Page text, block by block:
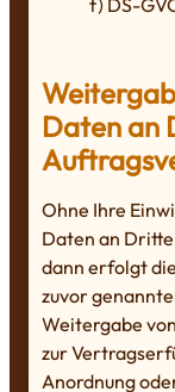
f) DS-
Daten an
Ohne Ihre
Daten an
dann erfolgt
zuvor
Weitergabe
zur
Anordnung